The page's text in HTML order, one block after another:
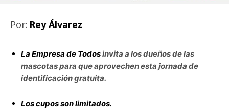
Por: Rey Álvarez
La Empresa de Todosinvita a los dueños de las
mascotas para que aprovechen esta jornada de
identificación gratuita.
Los cupos son limitados.